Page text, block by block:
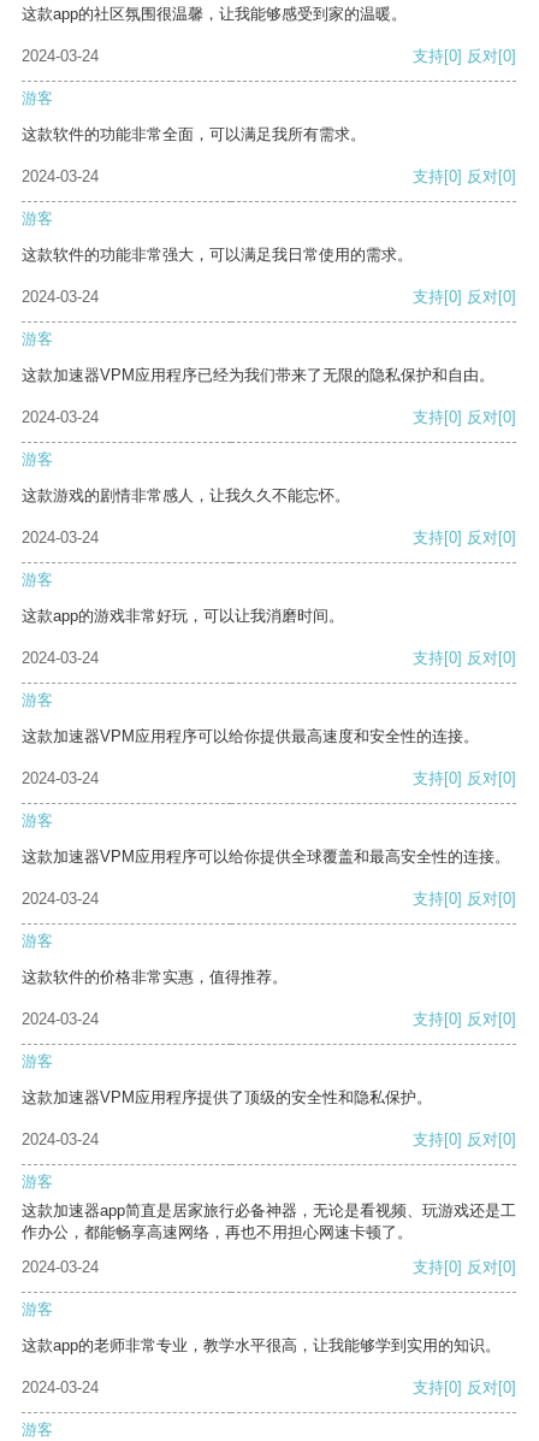
这款app的社区氛围很温馨，让我能够感受到家的温暖。
2024-03-24 支持[0] 反对[0]
游客
这款软件的功能非常全面，可以满足我所有需求。
2024-03-24 支持[0] 反对[0]
游客
这款软件的功能非常强大，可以满足我日常使用的需求。
2024-03-24 支持[0] 反对[0]
游客
这款加速器VPM应用程序已经为我们带来了无限的隐私保护和自由。
2024-03-24 支持[0] 反对[0]
游客
这款游戏的剧情非常感人，让我久久不能忘怀。
2024-03-24 支持[0] 反对[0]
游客
这款app的游戏非常好玩，可以让我消磨时间。
2024-03-24 支持[0] 反对[0]
游客
这款加速器VPM应用程序可以给你提供最高速度和安全性的连接。
2024-03-24 支持[0] 反对[0]
游客
这款加速器VPM应用程序可以给你提供全球覆盖和最高安全性的连接。
2024-03-24 支持[0] 反对[0]
游客
这款软件的价格非常实惠，值得推荐。
2024-03-24 支持[0] 反对[0]
游客
这款加速器VPM应用程序提供了顶级的安全性和隐私保护。
2024-03-24 支持[0] 反对[0]
游客
这款加速器app简直是居家旅行必备神器，无论是看视频、玩游戏还是工
作办公，都能畅享高速网络，再也不用担心网速卡顿了。
2024-03-24
支持[0] 反对[0]
游客
这款app的老师非常专业，教学水平很高，让我能够学到实用的知识。
2024-03-24 支持[0] 反对[0]
游客